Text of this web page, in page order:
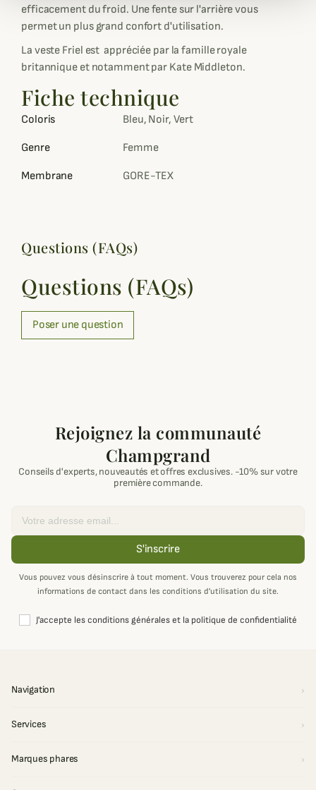
efficacement du froid. Une fente sur l'arrière vous
permet un plus grand confort d'utilisation.
La veste Friel est appréciée par la famille royale
britannique et notamment par Kate Middleton.
Fiche technique
Coloris Bleu, Noir, Vert
Genre Femme
Membrane GORE-TEX
Questions (FAQs)
Questions (FAQs)
Poser une question
Rejoignez la communauté
Champgrand
Conseils d'experts, nouveautés et offres exclusives. -10% sur votre
première commande.
S'inscrire
Vous pouvez vous désinscrire à tout moment. Vous trouverez pour cela nos
informations de contact dans les conditions d'utilisation du site.
J'accepte les conditions générales et la politique de confidentialité
Navigation
Services
Marques phares